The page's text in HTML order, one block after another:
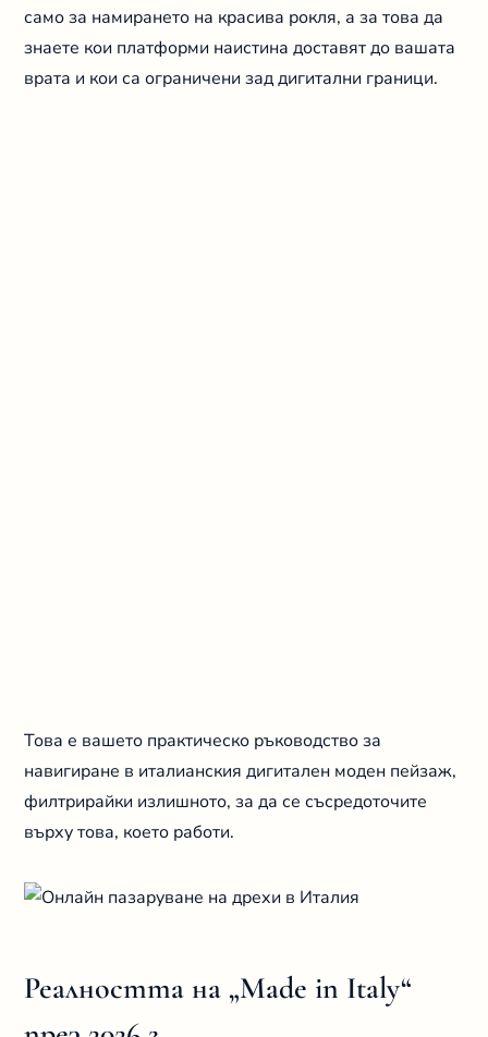
само за намирането на красива рокля, а за това да
знаете кои платформи наистина доставят до вашата
врата и кои са ограничени зад дигитални граници.
Това е вашето практическо ръководство за
навигиране в италианския дигитален моден пейзаж,
филтрирайки излишното, за да се съсредоточите
върху това, което работи.
Реалността на „Made in Italy“